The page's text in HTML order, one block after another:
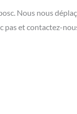
Nous nous
pas et contactez-